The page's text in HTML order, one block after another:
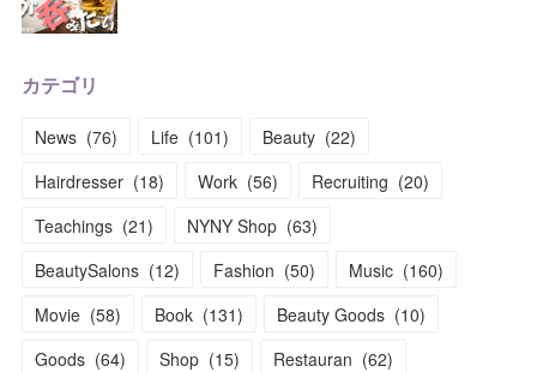
カテゴリ
News (76) Life (101) Beauty (22)
Hairdresser (18) Work (56) Recruiting (20)
Teachings (21) NYNY Shop (63)
BeautySalons (12) Fashion (50) Music (160)
Movie (58) Book (131) Beauty Goods (10)
Goods (64) Shop (15) Restauran (62)